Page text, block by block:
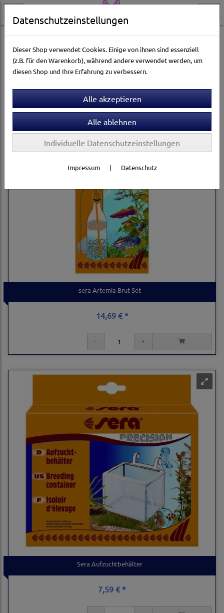
Aquarienwelt Artemia
Sortierung wählen
sera Artemia Brut-Set
14,69 € *
Sera Aufzuchtbehälter
7,59 € *
Datenschutzeinstellungen
Dieser Shop verwendet Cookies. Einige von ihnen sind essenziell
(z.B. für den Warenkorb), während andere verwendet werden, um
diesen Shop und Ihre Erfahrung zu verbessern.
Individuelle Datenschutzeinstellungen
Impressum | Datenschutz